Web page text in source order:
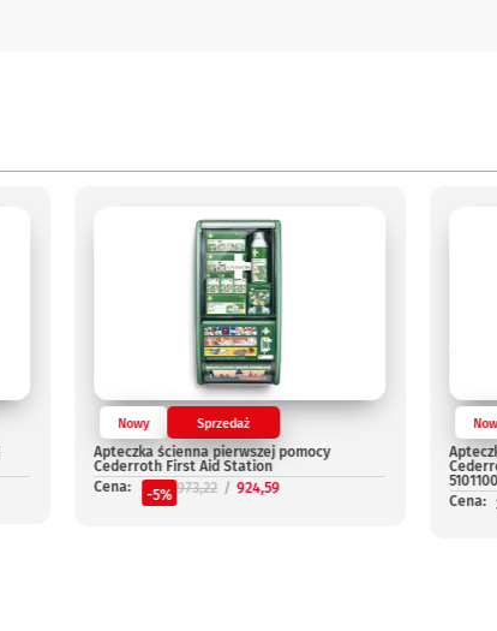
Nowy Sprzedaż
Apteczka ścienna pierwszej pomocy
Cederroth First Aid Station
Cena:
-5% 973,22 924,59
Cena: